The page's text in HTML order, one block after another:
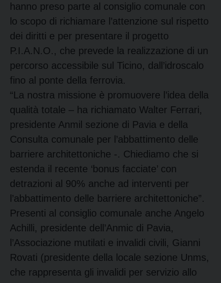
hanno preso parte al consiglio comunale con
lo scopo di richiamare l’attenzione sul rispetto
dei diritti e per presentare il progetto
P.I.A.N.O., che prevede la realizzazione di un
percorso accessibile sul Ticino, dall’idroscalo
fino al ponte della ferrovia.
“La nostra missione è promuovere l’idea della
qualità totale – ha richiamato Walter Ferrari,
presidente Anmil sezione di Pavia e della
Consulta comunale per l’abbattimento delle
barriere architettoniche -. Chiediamo che si
estenda il recente ‘bonus facciate’ con
detrazioni al 90% anche ad interventi per
l’abbattimento delle barriere architettoniche”.
Presenti al consiglio comunale anche Angelo
Achilli, presidente dell’Anmic di Pavia,
l’Associazione mutilati e invalidi civili, Gianni
Rovati (presidente della locale sezione Unms,
che rappresenta gli invalidi per servizio allo